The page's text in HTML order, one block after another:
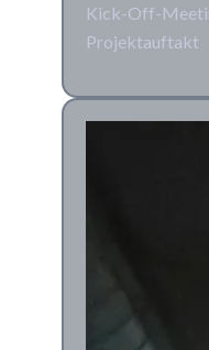
Kick-Off-
Projektauftakt